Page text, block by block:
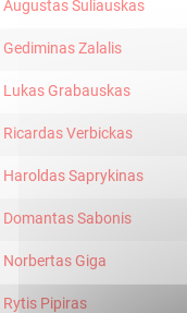
Augustas Suliauskas
Gediminas Zalalis
Lukas Grabauskas
Ricardas Verbickas
Haroldas Saprykinas
Domantas Sabonis
Norbertas Giga
Rytis Pipiras